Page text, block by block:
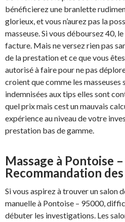
bénéficierez une branlette
glorieux, et vous n’aurez pas la
masseuse. Si vous déboursez 40,
facture. Mais ne versez rien pas
de la prestation et ce que vous
autorisé à faire pour ne pas
croient que comme les
indemnisées aux tips elles sont
quel prix mais cest un mauvais
expérience au niveau de votre
prestation bas de gamme.
Massage à Pontoise
Recommandation
Si vous aspirez à trouver un salon
manuelle à Pontoise – 95000,
débuter les investigations. Les